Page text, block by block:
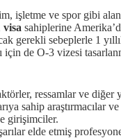
işletme ve spor gibi
visa sahiplerine
gerekli sebeplerle 1
için de O-3 vizesi
ressamlar ve diğer
sahip araştırmacılar
girişimciler.
elde etmiş